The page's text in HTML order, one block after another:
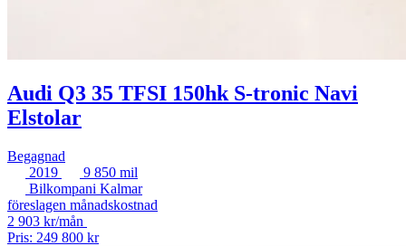
Audi Q3 35 TFSI 150hk S-tronic Navi
Elstolar
Begagnad
2019
9 850 mil
Bilkompani Kalmar
föreslagen månadskostnad
2 903 kr/mån
Pris: 249 800 kr